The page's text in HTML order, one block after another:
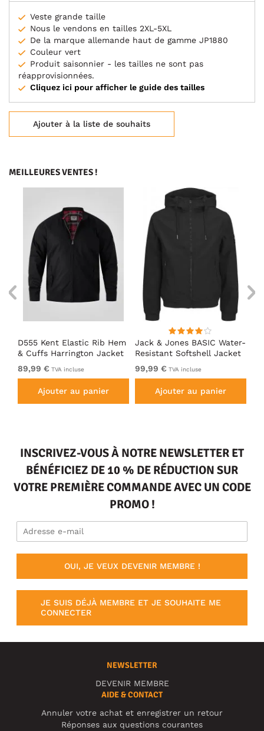
Veste grande taille
Nous le vendons en tailles 2XL-5XL
De la marque allemande haut de gamme JP1880
Couleur vert
Produit saisonnier - les tailles ne sont pas
réapprovisionnées.
Cliquez ici pour afficher le guide des tailles
Ajouter à la liste de souhaits
MEILLEURES VENTES !
D555 Kent Elastic Rib Hem
& Cuffs Harrington Jacket
Black
89,99 € TVA incluse
Ajouter au panier
Jack & Jones BASIC Water-
Resistant Softshell Jacket
Black
99,99 € TVA incluse
Ajouter au panier
INSCRIVEZ-VOUS À NOTRE NEWSLETTER ET
BÉNÉFICIEZ DE 10 % DE RÉDUCTION SUR
VOTRE PREMIÈRE COMMANDE AVEC UN CODE
PROMO !
OUI, JE VEUX DEVENIR MEMBRE !
JE SUIS DÉJÀ MEMBRE ET JE SOUHAITE ME
CONNECTER
NEWSLETTER
DEVENIR MEMBRE
AIDE & CONTACT
Annuler votre achat et enregistrer un retour
Réponses aux questions courantes